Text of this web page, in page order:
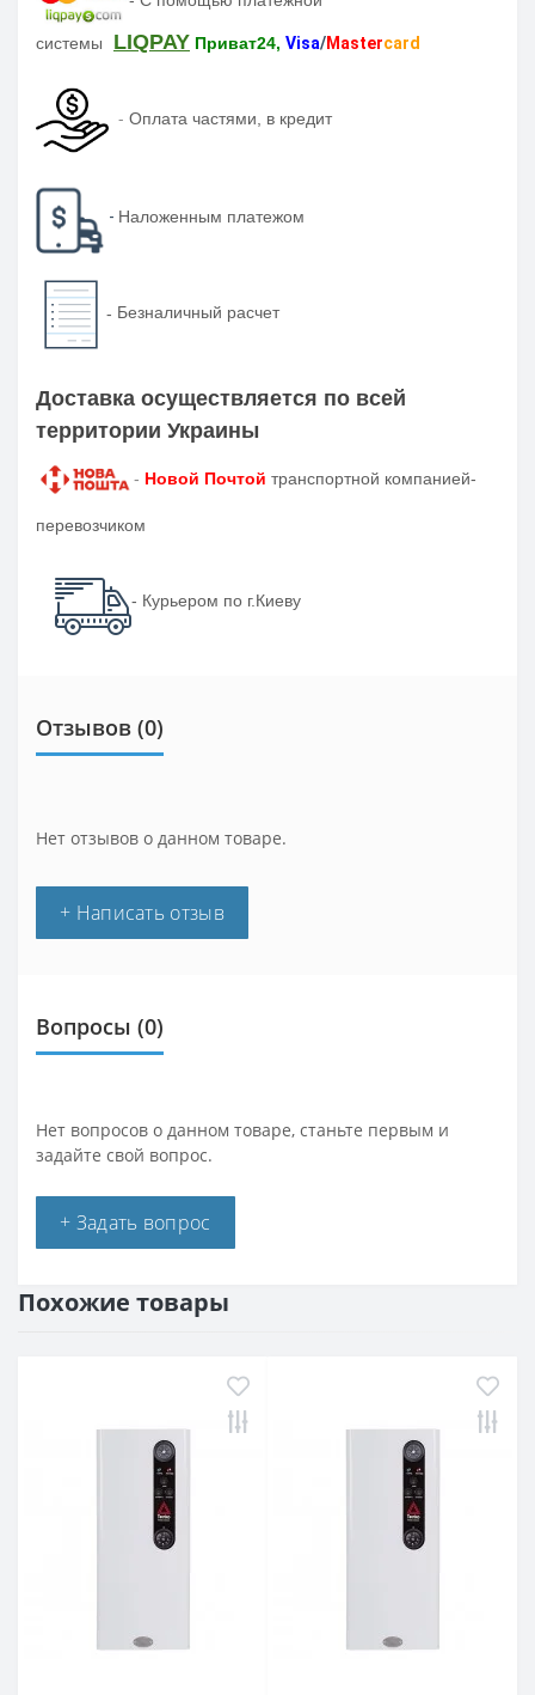
системы LIQPAY Приват24, Visa/Mastercard
- Оплата частями, в кредит
- Наложенным платежом
- Безналичный расчет
Доставка осуществляется по всей
территории Украины
- Новой Почтой транспортной компанией-
перевозчиком
- Курьером по г.Киеву
Отзывов (0)
Нет отзывов о данном товаре.
+ Написать отзыв
Вопросы (0)
Нет вопросов о данном товаре, станьте первым и
задайте свой вопрос.
+ Задать вопрос
Похожие товары